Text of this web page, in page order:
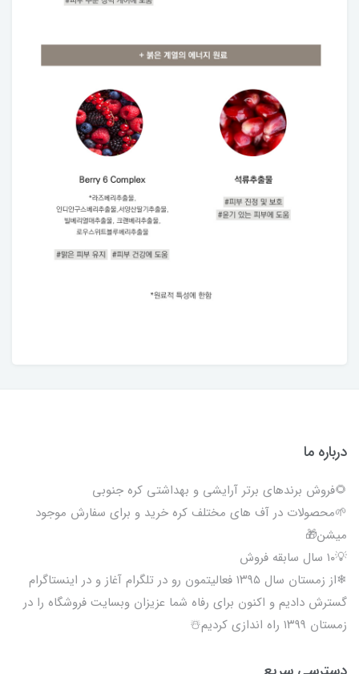
درباره ما
🌻فروش برندهای برتر آرایشی و بهداشتی کره جنوبی
🌱محصولات در آف های مختلف کره خرید و برای سفارش موجود
میشن🎁
💡۱۰ سال سابقه فروش
❄از زمستان سال ۱۳۹۵ فعالیتمون رو در تلگرام آغاز و در اینستاگرام
گسترش دادیم و اکنون برای رفاه شما عزیزان وبسایت فروشگاه را در
زمستان ۱۳۹۹ راه اندازی کردیم☃️